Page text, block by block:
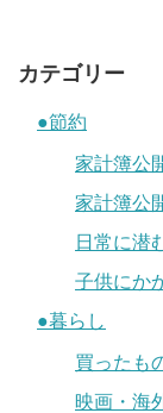
カテゴリー
●節約
家計簿公
家計簿公
日常に潜
子供にか
●暮らし
買ったも
映画・海